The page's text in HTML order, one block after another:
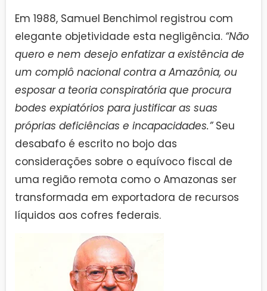
Em 1988, Samuel Benchimol registrou com
elegante objetividade esta negligência. “Não
quero e nem desejo enfatizar a existência de
um complô nacional contra a Amazônia, ou
esposar a teoria conspiratória que procura
bodes expiatórios para justificar as suas
próprias deficiências e incapacidades.”Seu
desabafo é escrito no bojo das
considerações sobre o equívoco fiscal de
uma região remota como o Amazonas ser
transformada em exportadora de recursos
líquidos aos cofres federais.